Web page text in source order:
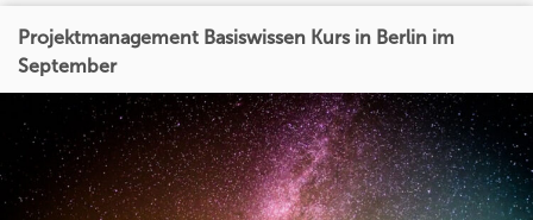
Projektmanagement Basiswissen Kurs in Berlin im
September